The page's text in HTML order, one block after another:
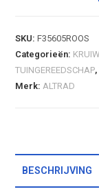
SKU:F35605ROOS
Categorieën:
TUINGEREEDSCHAP,
Merk:ALTRAD
BESCHRIJVING